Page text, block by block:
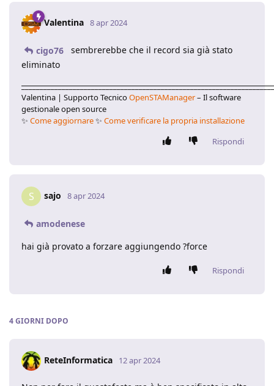
Valentina 8 apr 2024
cigo76
sembrerebbe che il record sia già stato
eliminato
Valentina | Supporto TecnicoOpenSTAManager– Il software
gestionale open source
✨ Come aggiornare✨ Come verificare la propria installazione
Rispondi
S sajo 8 apr 2024
amodenese
hai già provato a forzare aggiungendo ?force
Rispondi
4 GIORNI DOPO
ReteInformatica 12 apr 2024